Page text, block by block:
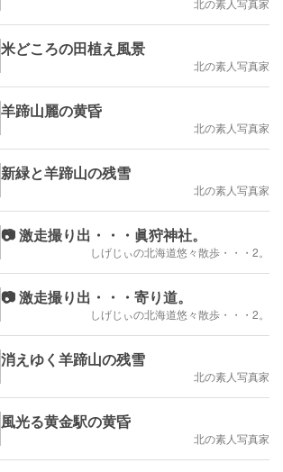
北の素人写真家
米どころの田植え風景
北の素人写真家
羊蹄山麗の黄昏
北の素人写真家
新緑と羊蹄山の残雪
北の素人写真家
📷 激走撮り出・・・眞狩神社。
しげじぃの北海道悠々散歩・・・2。
📷 激走撮り出・・・寄り道。
しげじぃの北海道悠々散歩・・・2。
消えゆく羊蹄山の残雪
北の素人写真家
風光る黄金駅の黄昏
北の素人写真家